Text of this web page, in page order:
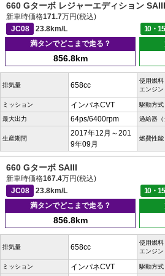
660 Gターボ レジャーエディション SAIII
新車時価格171.7万円(税込)
JC08
23.8km/L 10・15
満タンでどこまで走る？
856.8km
排気量 658cc
使用燃料
エンジン
ミッション インパネCVT 駆動方式
最大出力 64ps/6400rpm 過給器（
生産期間
2017年12月～201
9年09月
燃費性能
660 Gターボ SAIII
新車時価格167.4万円(税込)
JC08
23.8km/L 10・15
満タンでどこまで走る？
856.8km
排気量 658cc
使用燃料
エンジン
ミッション インパネCVT 駆動方式